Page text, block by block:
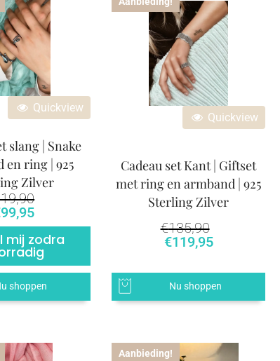
Quickview
slang | Snake
en ring | 925
Zilver
prijs was: €119,90.
99,95Huidige prijs is: €99,95.
mij zodra
shoppen
Quickview
Cadeau set Kant | Giftset
met ring en armband | 925
Sterling Zilver
€135,90
€119,95
Nu shoppen
Aanbieding!